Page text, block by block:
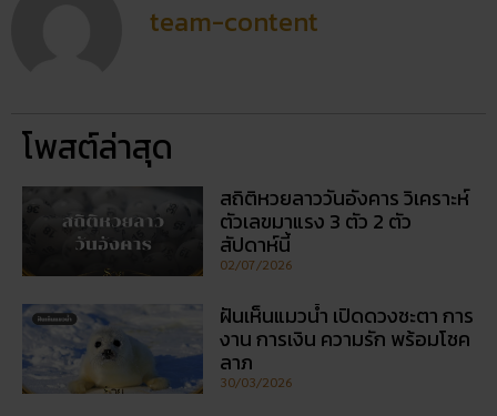
team-content
โพสต์ล่าสุด
สถิติหวยลาววันอังคาร วิเคราะห์
ตัวเลขมาแรง 3 ตัว 2 ตัว
สัปดาห์นี้
02/07/2026
ฝันเห็นแมวน้ำ เปิดดวงชะตา การ
งาน การเงิน ความรัก พร้อมโชค
ลาภ
30/03/2026